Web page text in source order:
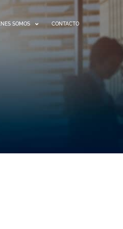
SOMOS CONTACTO